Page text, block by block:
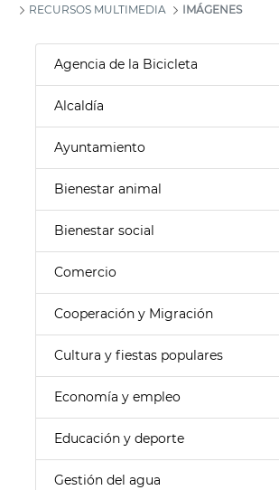
RECURSOS MULTIMEDIA
IMÁGENES
Agencia de la Bicicleta
Alcaldía
Ayuntamiento
Bienestar animal
Bienestar social
Comercio
Cooperación y Migración
Cultura y fiestas populares
Economía y empleo
Educación y deporte
Gestión del agua